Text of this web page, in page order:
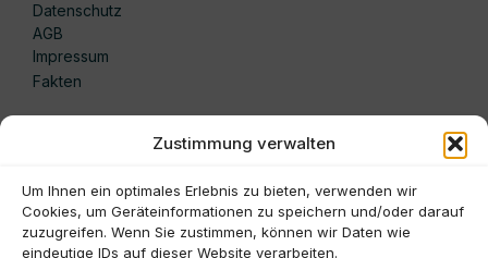
Zustimmung verwalten
Um Ihnen ein optimales Erlebnis zu bieten, verwenden wir
Cookies, um Geräteinformationen zu speichern und/oder darauf
zuzugreifen. Wenn Sie zustimmen, können wir Daten wie
eindeutige IDs auf dieser Website verarbeiten.
Datenschutz
AGB
Impressum
Fakten
English